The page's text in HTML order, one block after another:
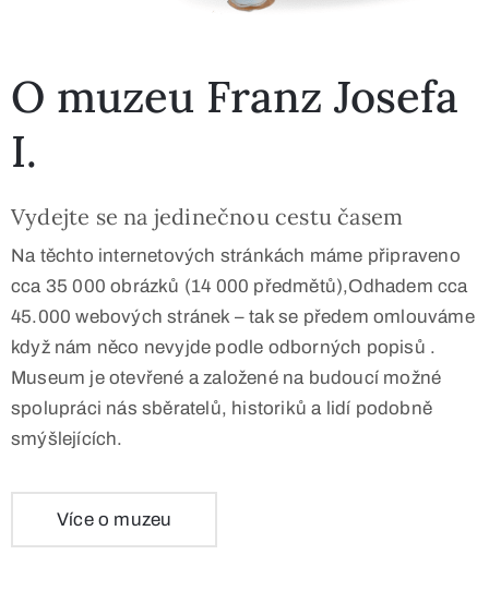
O muzeu Franz Josefa
I.
Vydejte se na jedinečnou cestu časem
Na těchto internetových stránkách máme připraveno
cca 35 000 obrázků (14 000 předmětů),Odhadem cca
45.000 webových stránek – tak se předem omlouváme
když nám něco nevyjde podle odborných popisů .
Museum je otevřené a založené na budoucí možné
spolupráci nás sběratelů, historiků a lidí podobně
smýšlejících.
Více o muzeu